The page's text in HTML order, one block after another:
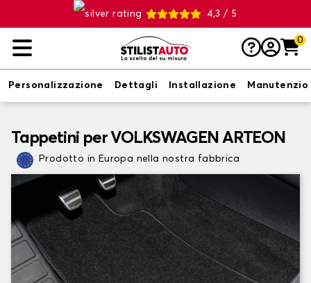
4,3 / 5
0
Personalizzazione Dettagli Installazione
Tappetini per VOLKSWAGEN ARTEON
Prodotto in Europa nella nostra fabbrica